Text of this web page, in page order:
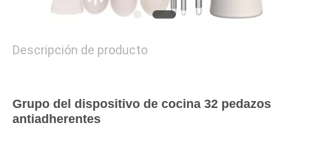
Descripción de producto
Grupo del dispositivo de cocina 32 pedazos
antiadherentes